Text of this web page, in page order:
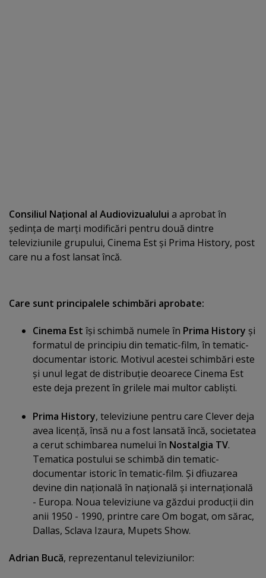
Consiliul Naţional al Audiovizualului a aprobat în
şedinţa de marţi modificări pentru două dintre
televiziunile grupului, Cinema Est şi Prima History, post
care nu a fost lansat încă.
Care sunt principalele schimbări aprobate:
Cinema Est îşi schimbă numele în Prima History şi
formatul de principiu din tematic-film, în tematic-
documentar istoric. Motivul acestei schimbări este
şi unul legat de distribuţie deoarece Cinema Est
este deja prezent în grilele mai multor cablişti.
Prima History, televiziune pentru care Clever deja
avea licenţă, însă nu a fost lansată încă, societatea
a cerut schimbarea numelui în Nostalgia TV.
Tematica postului se schimbă din tematic-
documentar istoric în tematic-film. Şi dfiuzarea
devine din naţională în naţională şi internaţională
- Europa. Noua televiziune va găzdui producţii din
anii 1950 - 1990, printre care Om bogat, om sărac,
Dallas, Sclava Izaura, Mupets Show.
Adrian Bucă, reprezentanul televiziunilor: